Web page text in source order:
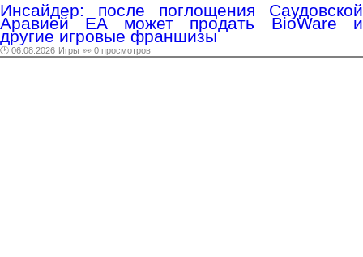
Инсайдер: после поглощения Саудовской
Аравией EA может продать BioWare и
другие игровые франшизы
🕑 06.08.2026 Игры 👀 0 просмотров